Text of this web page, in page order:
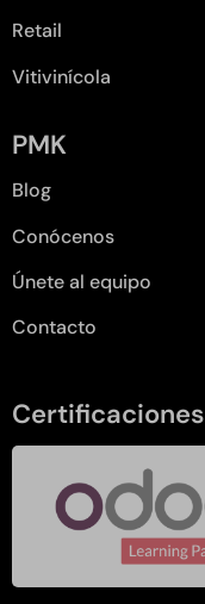
Retail
Vitivinícola
PMK
Blog
Conócenos
Únete al equipo
Contacto
Certificaciones